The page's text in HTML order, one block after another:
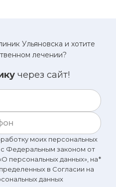
Ульяновска и хотите
лечении?
через сайт!
моих персональных
с Федеральным законом от
персональных данных», на
в Согласии на
данных
*